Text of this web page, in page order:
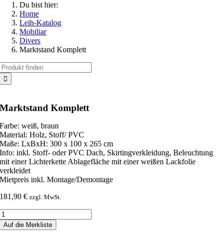
Du bist hier:
Home
Leih-Katalog
Mobiliar
Divers
Marktstand Komplett
Marktstand Komplett
Farbe: weiß, braun
Material: Holz, Stoff/ PVC
Maße: LxBxH: 300 x 100 x 265 cm
Info: inkl. Stoff- oder PVC Dach, Skirtingverkleidung, Beleuchtung
mit einer Lichterkette Ablagefläche mit einer weißen Lackfolie
verkleidet
Mietpreis inkl. Montage/Demontage
181,90€ zzgl. MwSt.
Auf die Merkliste